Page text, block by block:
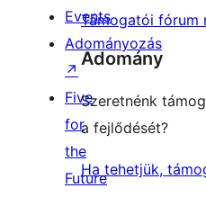
Támogatói fórum
Adomány
Szeretnénk
a fejlődését?
Ha tehetjük,
Events
Adományozás
↗
Five
for
the
Future